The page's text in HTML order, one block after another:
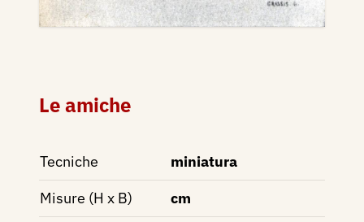
Le amiche
Tecniche
miniatura
Misure (H x B)
cm